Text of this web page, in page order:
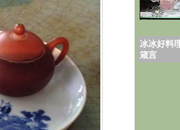
冰冰好料
箴言